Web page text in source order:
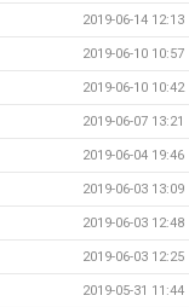
2019-06-14 12:13
2019-06-10 10:57
2019-06-10 10:42
2019-06-07 13:21
2019-06-04 19:46
2019-06-03 13:09
2019-06-03 12:48
2019-06-03 12:25
2019-05-31 11:44